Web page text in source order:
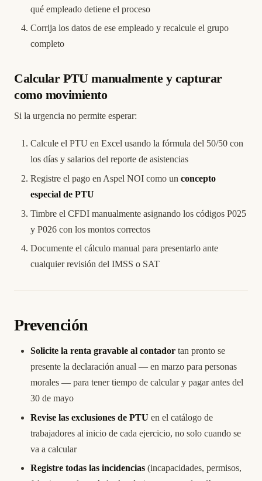
qué empleado detiene el proceso
Corrija los datos de ese empleado y recalcule el grupo
completo
Calcular PTU manualmente y capturar
como movimiento
Si la urgencia no permite esperar:
Calcule el PTU en Excel usando la fórmula del 50/50 con
los días y salarios del reporte de asistencias
Registre el pago en Aspel NOI como un concepto
especial de PTU
Timbre el CFDI manualmente asignando los códigos P025
y P026 con los montos correctos
Documente el cálculo manual para presentarlo ante
cualquier revisión del IMSS o SAT
Prevención
Solicite la renta gravable al contador tan pronto se
presente la declaración anual — en marzo para personas
morales — para tener tiempo de calcular y pagar antes del
30 de mayo
Revise las exclusiones de PTU en el catálogo de
trabajadores al inicio de cada ejercicio, no solo cuando se
va a calcular
Registre todas las incidencias (incapacidades, permisos,